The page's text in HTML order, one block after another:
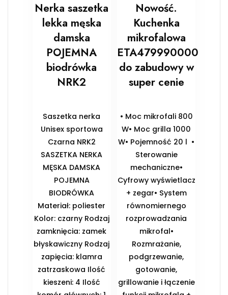
Nerka saszetka
lekka męska
damska
POJEMNA
biodrówka
NRK2
Saszetka nerka
Unisex sportowa
Czarna NRK2
SASZETKA NERKA
MĘSKA DAMSKA
POJEMNA
BIODRÓWKA
Materiał: poliester
Kolor: czarny Rodzaj
zamknięcia: zamek
błyskawiczny Rodzaj
zapięcia: klamra
zatrzaskowa Ilość
kieszeni: 4 Ilość
Nowość.
Kuchenka
mikrofalowa
ETA479990000
do zabudowy w
super cenie
• Moc mikrofali 800
W• Moc grilla 1000
W• Pojemność 20 l •
Sterowanie
mechaniczne•
Cyfrowy wyświetlacz
+ zegar• System
równomiernego
rozprowadzania
mikrofal•
Rozmrażanie,
podgrzewanie,
gotowanie,
grillowanie i łączenie